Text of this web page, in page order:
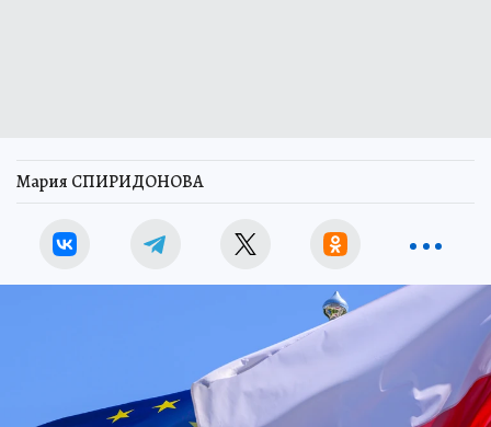
Мария СПИРИДОНОВА